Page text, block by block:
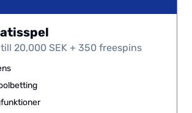
20,000 SEK + 350 freespins